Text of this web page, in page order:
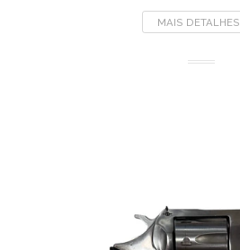
MAIS DETALHES